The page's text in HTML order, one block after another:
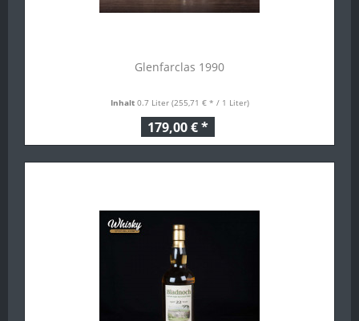
Glenfarclas 1990
Inhalt 0.7 Liter (255,71 € * / 1 Liter)
179,00 € *